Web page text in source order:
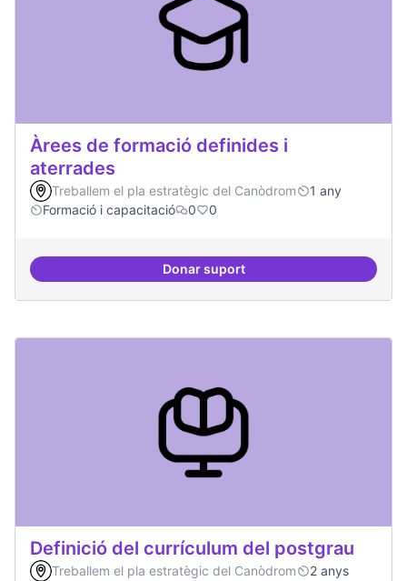
Àrees de formació definides i
aterrades
Treballem el pla estratègic del Canòdrom
1 any
Formació i capacitació
0 0
Donar suportÀrees de formació definides i
Definició del currículum del postgrau
Treballem el pla estratègic del Canòdrom
2 anys